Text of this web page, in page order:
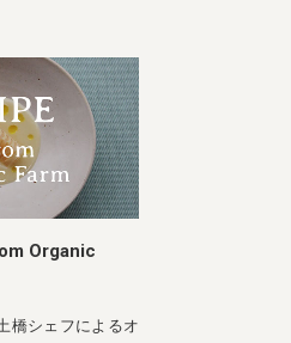
Organic
橋シェフによるオ